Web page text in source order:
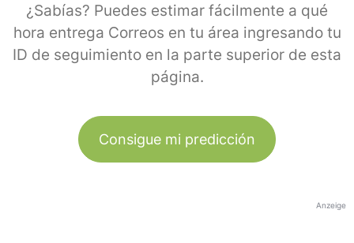
¿Sabías? Puedes estimar fácilmente a qué
hora entrega Correos en tu área ingresando tu
ID de seguimiento en la parte superior de esta
página.
Consigue mi predicción
Anzeige